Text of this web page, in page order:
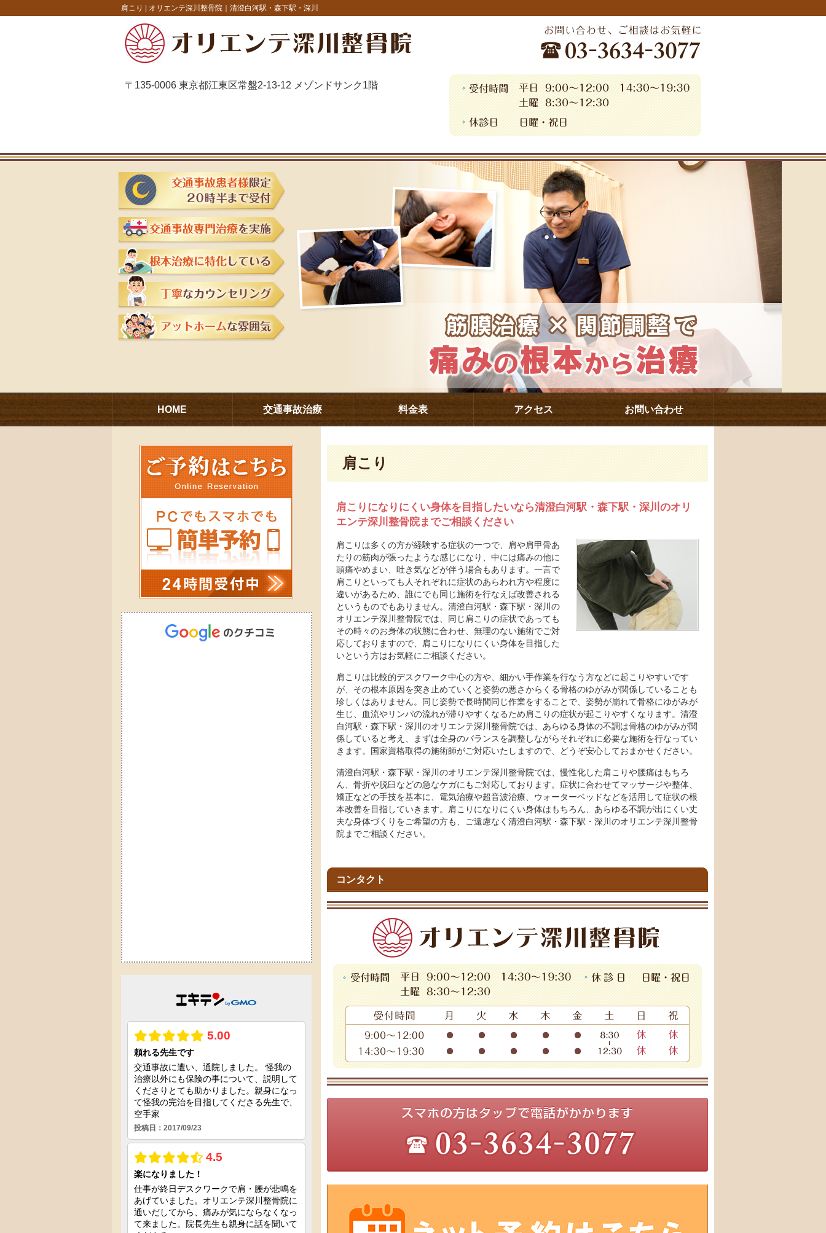
肩こり | オリエンテ深川整骨院｜清澄白河駅・森下駅・深川
〒135-0006 東京都江東区常盤2-13-12 メゾンドサンク1階
HOME 交通事故治療 料金表 アクセス お問い合わせ
肩こり
肩こりになりにくい身体を目指したいなら清澄白河駅・森下駅・深川のオリ
エンテ深川整骨院までご相談ください
肩こりは多くの方が経験する症状の一つで、肩や肩甲骨あ
たりの筋肉が張ったような感じになり、中には痛みの他に
頭痛やめまい、吐き気などが伴う場合もあります。一言で
肩こりといっても人それぞれに症状のあらわれ方や程度に
違いがあるため、誰にでも同じ施術を行なえば改善される
というものでもありません。清澄白河駅・森下駅・深川の
オリエンテ深川整骨院では、同じ肩こりの症状であっても
その時々のお身体の状態に合わせ、無理のない施術でご対
応しておりますので、肩こりになりにくい身体を目指した
いという方はお気軽にご相談ください。
肩こりは比較的デスクワーク中心の方や、細かい手作業を行なう方などに起こりやすいです
が、その根本原因を突き止めていくと姿勢の悪さからくる骨格のゆがみが関係していることも
珍しくはありません。同じ姿勢で長時間同じ作業をすることで、姿勢が崩れて骨格にゆがみが
生じ、血流やリンパの流れが滞りやすくなるため肩こりの症状が起こりやすくなります。清澄
白河駅・森下駅・深川のオリエンテ深川整骨院では、あらゆる身体の不調は骨格のゆがみが関
係していると考え、まずは全身のバランスを調整しながらそれぞれに必要な施術を行なってい
きます。国家資格取得の施術師がご対応いたしますので、どうぞ安心しておまかせください。
清澄白河駅・森下駅・深川のオリエンテ深川整骨院では、慢性化した肩こりや腰痛はもちろ
ん、骨折や脱臼などの急なケガにもご対応しております。症状に合わせてマッサージや整体、
矯正などの手技を基本に、電気治療や超音波治療、ウォーターベッドなどを活用して症状の根
本改善を目指していきます。肩こりになりにくい身体はもちろん、あらゆる不調が出にくい丈
夫な身体づくりをご希望の方も、ご遠慮なく清澄白河駅・森下駅・深川のオリエンテ深川整骨
院までご相談ください。
コンタクト